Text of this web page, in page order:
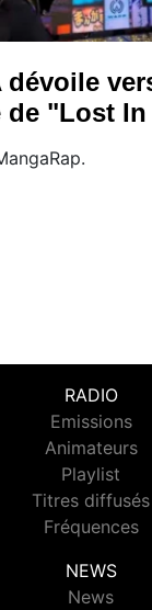
dévoile
"Lost In
RADIO
Emissions
Animateurs
Playlist
Titres diffusés
Fréquences
NEWS
News